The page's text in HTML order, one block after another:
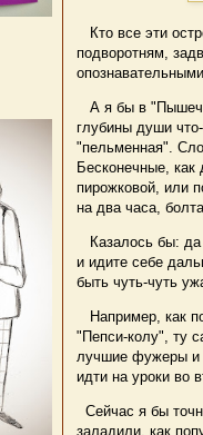
Кто все эти
подворотням,
А я бы в
глубины души
"пельменная".
Бесконечные,
пирожковой, или
на два часа,
Казалось бы: да
и идите себе
быть чуть-чуть
Например, как
"Пепси-колу", ту
лучшие фужеры и
идти на уроки во
Сейчас я бы
заладили, как